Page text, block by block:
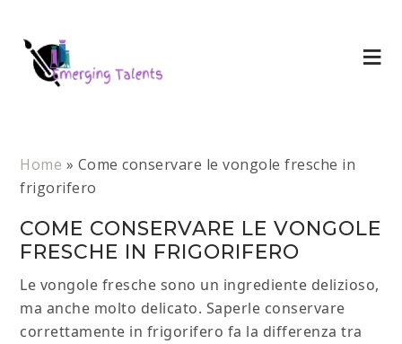
Home » Come conservare le vongole fresche in
frigorifero
COME CONSERVARE LE VONGOLE
FRESCHE IN FRIGORIFERO
Le vongole fresche sono un ingrediente delizioso,
ma anche molto delicato. Saperle conservare
correttamente in frigorifero fa la differenza tra